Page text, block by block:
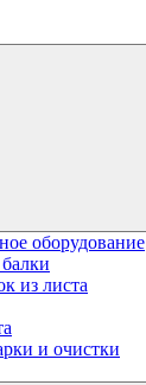
оборудование
из листа
и очистки